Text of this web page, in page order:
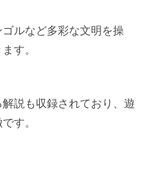
ルなど多彩な文明を操
す。
説も収録されており、遊
す。